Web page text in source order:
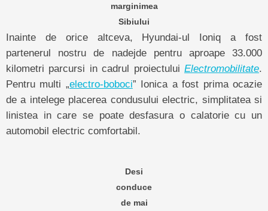
marginimea
Sibiului
Inainte de orice altceva, Hyundai-ul Ioniq a fost
partenerul nostru de nadejde pentru aproape 33.000
kilometri parcursi in cadrul proiectului Electromobilitate
Pentru multi „ electro-boboci” Ionica a fost prima ocazie
de a intelege placerea condusului electric, simplitatea si
linistea in care se poate desfasura o calatorie cu un
automobil electric comfortabil.
Desi
conduce
de mai